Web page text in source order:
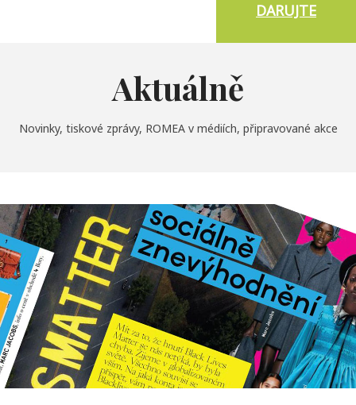
DARUJTE
Aktuálně
Novinky, tiskové zprávy, ROMEA v médiích, připravované akce